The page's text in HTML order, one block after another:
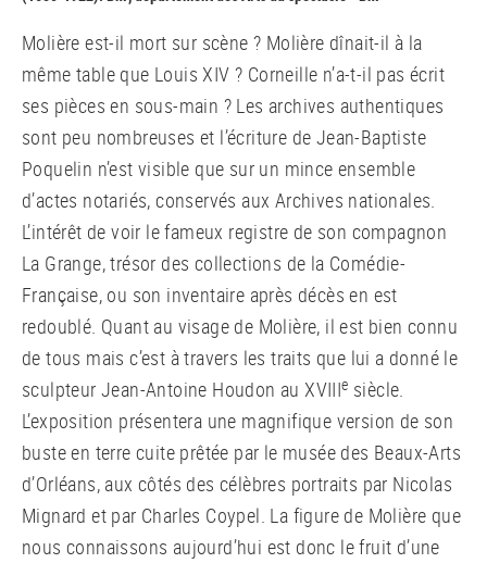
Molière est-il mort sur scène ? Molière dînait-il à la
même table que Louis XIV ? Corneille n’a-t-il pas écrit
ses pièces en sous-main ? Les archives authentiques
sont peu nombreuses et l’écriture de Jean-Baptiste
Poquelin n’est visible que sur un mince ensemble
d’actes notariés, conservés aux Archives nationales.
L’intérêt de voir le fameux registre de son compagnon
La Grange, trésor des collections de la Comédie-
Française, ou son inventaire après décès en est
redoublé. Quant au visage de Molière, il est bien connu
de tous mais c’est à travers les traits que lui a donné le
sculpteur Jean-Antoine Houdon au XVIIIe siècle.
L’exposition présentera une magnifique version de son
buste en terre cuite prêtée par le musée des Beaux-Arts
d’Orléans, aux côtés des célèbres portraits par Nicolas
Mignard et par Charles Coypel. La figure de Molière que
nous connaissons aujourd’hui est donc le fruit d’une